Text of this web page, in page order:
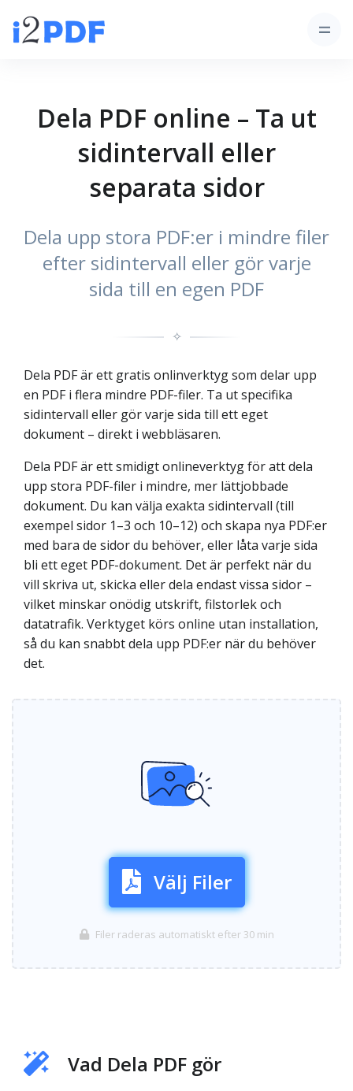
Dela PDF online – Ta ut
sidintervall eller
separata sidor
Dela upp stora PDF:er i mindre filer
efter sidintervall eller gör varje
sida till en egen PDF
✧
Dela PDF är ett gratis onlinverktyg som delar upp
en PDF i flera mindre PDF-filer. Ta ut specifika
sidintervall eller gör varje sida till ett eget
dokument – direkt i webbläsaren.
Dela PDF är ett smidigt onlineverktyg för att dela
upp stora PDF-filer i mindre, mer lättjobbade
dokument. Du kan välja exakta sidintervall (till
exempel sidor 1–3 och 10–12) och skapa nya PDF:er
med bara de sidor du behöver, eller låta varje sida
bli ett eget PDF-dokument. Det är perfekt när du
vill skriva ut, skicka eller dela endast vissa sidor –
vilket minskar onödig utskrift, filstorlek och
datatrafik. Verktyget körs online utan installation,
så du kan snabbt dela upp PDF:er när du behöver
det.
Välj Filer
Filer raderas automatiskt efter 30 min
Vad Dela PDF gör